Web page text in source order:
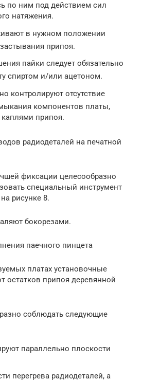
по ним под действием сил
натяжения.
в нужном положении
припоя.
пайки следует обязательно
спиртом и/или ацетоном.
контролируют отсутствие
компонентов платы,
припоя.
радиодеталей на печатной
фиксации целесообразно
специальный инструмент
рисунке 8.
бокорезами.
паечного пинцета
платах установочные
остатков припоя деревянной
соблюдать следующие
параллельно плоскости
перегрева радиодеталей, а